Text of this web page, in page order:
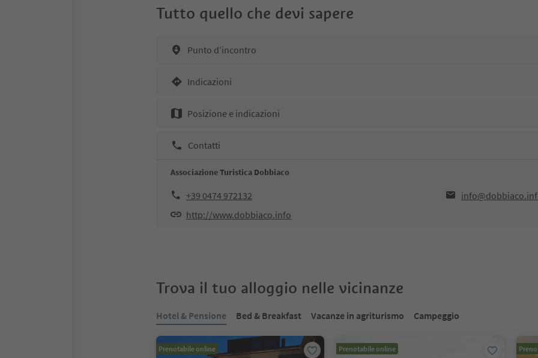
Tutto quello che devi sapere
Punto d’incontro
Indicazioni
Posizione e indicazioni
Contatti
Associazione Turistica Dobbiaco
+39 0474 972132
http://www.dobbiaco.info
Trova il tuo alloggio nelle vicinanze
Hotel & Pensione Bed & Breakfast Vacanze in agriturismo Campeggio
Prenotabile online Prenotabile online